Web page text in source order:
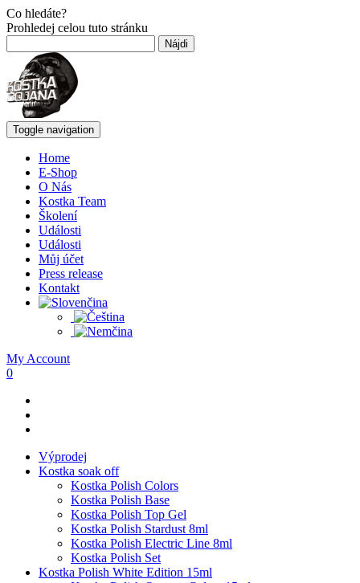
Co hledáte?
Prohledej celou tuto stránku
Toggle navigation
Home
E-Shop
O Nás
Kostka Team
Školení
Události
Události
Můj účet
Press release
Kontakt
My Account
0
Výprodej
Kostka soak off
Kostka Polish Colors
Kostka Polish Base
Kostka Polish Top Gel
Kostka Polish Stardust 8ml
Kostka Polish Electric Line 8ml
Kostka Polish Set
Kostka Polish White Edition 15ml